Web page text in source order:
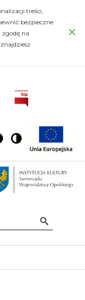
treści,
bezpieczne
zgodę na
×
Wysoki
kontrast
Wysoki
kontrast
Idź